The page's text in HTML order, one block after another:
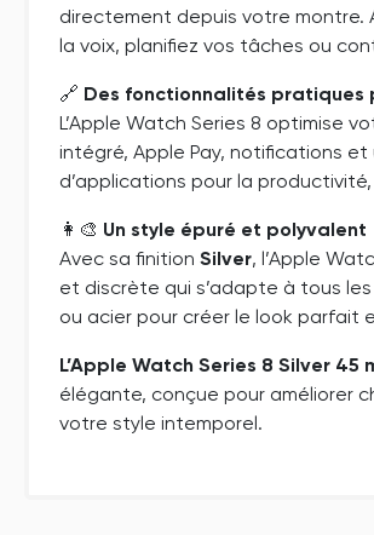
directement depuis votre montre.
la voix, planifiez vos tâches ou
🔗 Des fonctionnalités pratiques
L’Apple Watch Series 8 optimise
intégré, Apple Pay, notifications
d’applications pour la
👩‍🎨 Un style épuré et polyvalent
Avec sa finition Silver, l’Apple
et discrète qui s’adapte à tous
ou acier pour créer le look parfait
L’Apple Watch Series 8 Silver 45
élégante, conçue pour améliorer
votre style intemporel.